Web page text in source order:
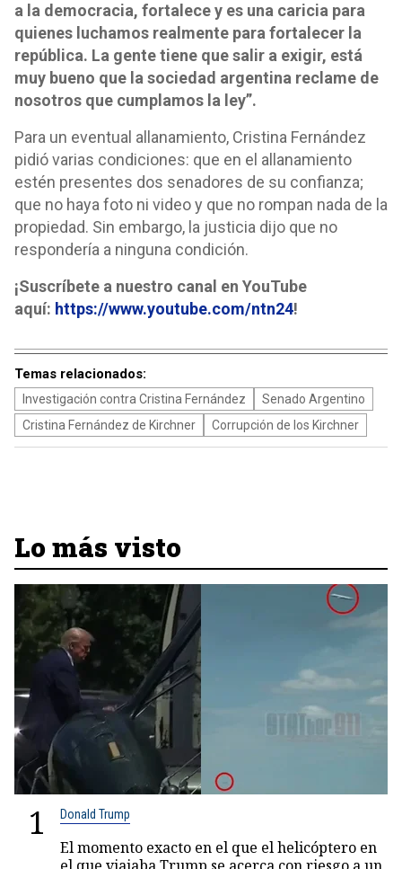
a la democracia, fortalece y es una caricia para
quienes luchamos realmente para fortalecer la
república. La gente tiene que salir a exigir, está
muy bueno que la sociedad argentina reclame de
nosotros que cumplamos la ley”.
Para un eventual allanamiento, Cristina Fernández
pidió varias condiciones: que en el allanamiento
estén presentes dos senadores de su confianza;
que no haya foto ni video y que no rompan nada de la
propiedad. Sin embargo, la justicia dijo que no
respondería a ninguna condición.
¡Suscríbete a nuestro canal en YouTube
aquí: https://www.youtube.com/ntn24!
Temas relacionados:
Investigación contra Cristina Fernández
Senado Argentino
Cristina Fernández de Kirchner
Corrupción de los Kirchner
Lo más visto
1 Donald Trump
El momento exacto en el que el helicóptero en